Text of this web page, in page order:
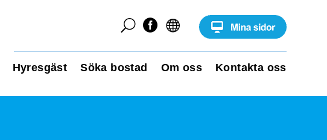


U
Hyresgäst Söka bostad Om oss Kontakta oss